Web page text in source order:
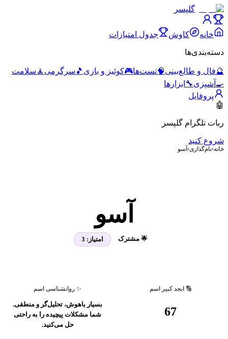
گلپسر
خانه کاوش جدول امتیازات
دسته‌بندی‌ها
🔮فال و طالع‌بینی🧠تست‌ها🎮کوئیز و بازی 🎵 سرگرمی 🧘 سلامت
🍳 آشپزی🔧 ابزارها
پروفایل
🤖
ربات تلگرام گلپسر
شروع کنید
خانه›نام‌گذاری› آسو
آسو
🌟 مشترک امتیاز: 3
🔢 ابجد کبیر اسم
67
✨ روانشناسی اسم
بسیار باهوش، تحلیل‌گر و منطقی.
شما مشکلات پیچیده را به راحتی
حل می‌کنید.